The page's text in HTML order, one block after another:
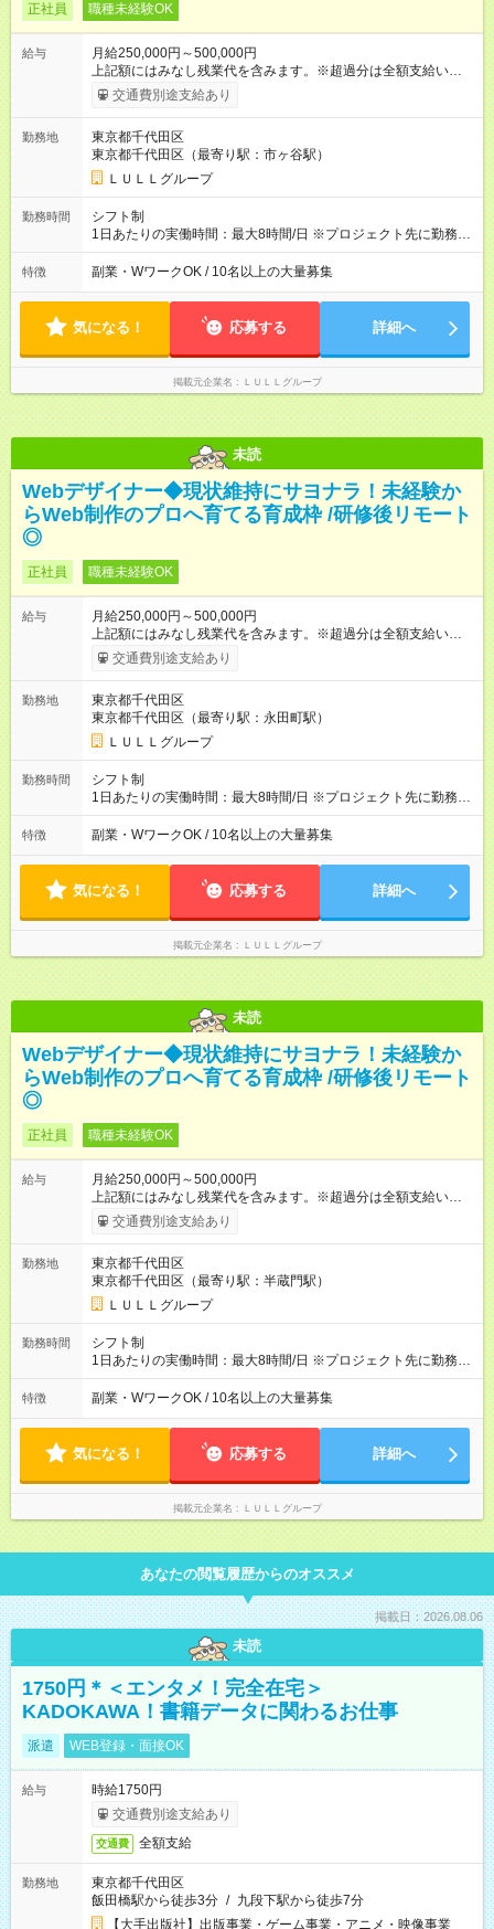
正社員 職種未経験OK
給与
月給250,000円～500,000円
上記額にはみなし残業代を含みます。※超過分は全額支給いたし
ます。 みなし残業代 21,675円／月 みなし残業時間 12時間／月 -
------------------------------------------------------- ≪経験者の方は以下と
万円～＋業績賞与＋交通費＋各種手当 ※固定残業代（30時間/6
万6，610円分）を含む。超過分は追加支給いたします 能力やス
キルを考慮し初任給を決定。経験者の方は前給考慮も可能で
す！ ◎昇給年1回（研修終了後） ◎賞与年2回（2月・8月）＋業
績賞与あり ◤スキルアップも、収入アップも。◢ 入社後の成長
や頑張りは、しっかり給与で還元しています。 実際にほぼ全員
上アップした社員も。 エンジニアへの還元率は業界高水準の
87％。 スキルを磨いた分だけ、収入アップも目指せる環境で
す！ 【試用期間】試用期間あり 試用期間の長さ：6ヶ月 ※ 雇用
形態と給与に、本採用時と異なる部分があります。 雇用形態：
中途採用（契約社員） 給与：月給 230,000円以上 上記額にはみ
なし残業代を含みます。※超過分は全額支給いたします。 みな
別途支給いたします ※研修期間中（最大12ヶ月間）も、試用期
交通費別途支給あり
勤務地
東京都千代田区
東京都千代田区（最寄り駅：市ヶ谷駅）
ＬＵＬＬグループ
勤務時間
シフト制
1日あたりの実働時間：最大8時間/日 ※プロジェクト先に勤務時
間は異なります 【シフト例】 ・10時00分～19時00分 ・9時00
分～18時00分 平均残業時間：月10時間以内
特徴 副業・WワークOK / 10名以上の大量募集
気になる！ 応募する 詳細へ
掲載元企業名 ＬＵＬＬグループ
未読
Webデザイナー◆現状維持にサヨナラ！未経験か
らWeb制作のプロへ育てる育成枠 /研修後リモート
◎
正社員 職種未経験OK
給与
月給250,000円～500,000円
上記額にはみなし残業代を含みます。※超過分は全額支給いたし
ます。 みなし残業代 21,675円／月 みなし残業時間 12時間／月 -
------------------------------------------------------- ≪経験者の方は以下と
万円～＋業績賞与＋交通費＋各種手当 ※固定残業代（30時間/6
万6，610円分）を含む。超過分は追加支給いたします 能力やス
キルを考慮し初任給を決定。経験者の方は前給考慮も可能で
す！ ◎昇給年1回（研修終了後） ◎賞与年2回（2月・8月）＋業
績賞与あり ◤スキルアップも、収入アップも。◢ 入社後の成長
や頑張りは、しっかり給与で還元しています。 実際にほぼ全員
上アップした社員も。 エンジニアへの還元率は業界高水準の
87％。 スキルを磨いた分だけ、収入アップも目指せる環境で
す！ 【試用期間】試用期間あり 試用期間の長さ：6ヶ月 ※ 雇用
形態と給与に、本採用時と異なる部分があります。 雇用形態：
中途採用（契約社員） 給与：月給 230,000円以上 上記額にはみ
なし残業代を含みます。※超過分は全額支給いたします。 みな
別途支給いたします ※研修期間中（最大12ヶ月間）も、試用期
交通費別途支給あり
勤務地
東京都千代田区
東京都千代田区（最寄り駅：永田町駅）
ＬＵＬＬグループ
勤務時間
シフト制
1日あたりの実働時間：最大8時間/日 ※プロジェクト先に勤務時
間は異なります 【シフト例】 ・10時00分～19時00分 ・9時00
分～18時00分 平均残業時間：月10時間以内
特徴 副業・WワークOK / 10名以上の大量募集
気になる！ 応募する 詳細へ
掲載元企業名 ＬＵＬＬグループ
未読
Webデザイナー◆現状維持にサヨナラ！未経験か
らWeb制作のプロへ育てる育成枠 /研修後リモート
◎
正社員 職種未経験OK
給与
月給250,000円～500,000円
上記額にはみなし残業代を含みます。※超過分は全額支給いたし
ます。 みなし残業代 21,675円／月 みなし残業時間 12時間／月 -
------------------------------------------------------- ≪経験者の方は以下と
万円～＋業績賞与＋交通費＋各種手当 ※固定残業代（30時間/6
万6，610円分）を含む。超過分は追加支給いたします 能力やス
キルを考慮し初任給を決定。経験者の方は前給考慮も可能で
す！ ◎昇給年1回（研修終了後） ◎賞与年2回（2月・8月）＋業
績賞与あり ◤スキルアップも、収入アップも。◢ 入社後の成長
や頑張りは、しっかり給与で還元しています。 実際にほぼ全員
上アップした社員も。 エンジニアへの還元率は業界高水準の
87％。 スキルを磨いた分だけ、収入アップも目指せる環境で
す！ 【試用期間】試用期間あり 試用期間の長さ：6ヶ月 ※ 雇用
形態と給与に、本採用時と異なる部分があります。 雇用形態：
中途採用（契約社員） 給与：月給 230,000円以上 上記額にはみ
なし残業代を含みます。※超過分は全額支給いたします。 みな
別途支給いたします ※研修期間中（最大12ヶ月間）も、試用期
交通費別途支給あり
勤務地
東京都千代田区
東京都千代田区（最寄り駅：半蔵門駅）
ＬＵＬＬグループ
勤務時間
シフト制
1日あたりの実働時間：最大8時間/日 ※プロジェクト先に勤務時
間は異なります 【シフト例】 ・10時00分～19時00分 ・9時00
分～18時00分 平均残業時間：月10時間以内
特徴 副業・WワークOK / 10名以上の大量募集
気になる！ 応募する 詳細へ
掲載元企業名 ＬＵＬＬグループ
あなたの閲覧履歴からのオススメ
掲載日：2026.08.06
未読
1750円＊＜エンタメ！完全在宅＞
KADOKAWA！書籍データに関わるお仕事
派遣 WEB登録・面接OK
給与
時給1750円
交通費別途支給あり
交通費 全額支給
勤務地
東京都千代田区
飯田橋駅から徒歩3分 / 九段下駅から徒歩7分
【大手出版社】出版事業・ゲーム事業・アニメ・映像事業